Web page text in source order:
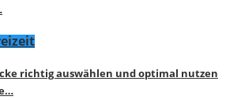
richtig auswählen und optimal nutzen